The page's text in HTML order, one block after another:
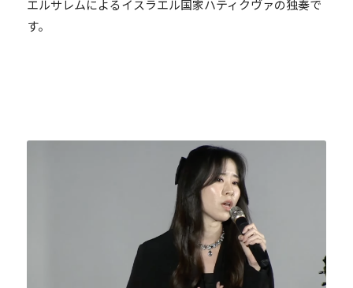
エルサレムによるイスラエル国家ハティクヴァの独奏で
す。